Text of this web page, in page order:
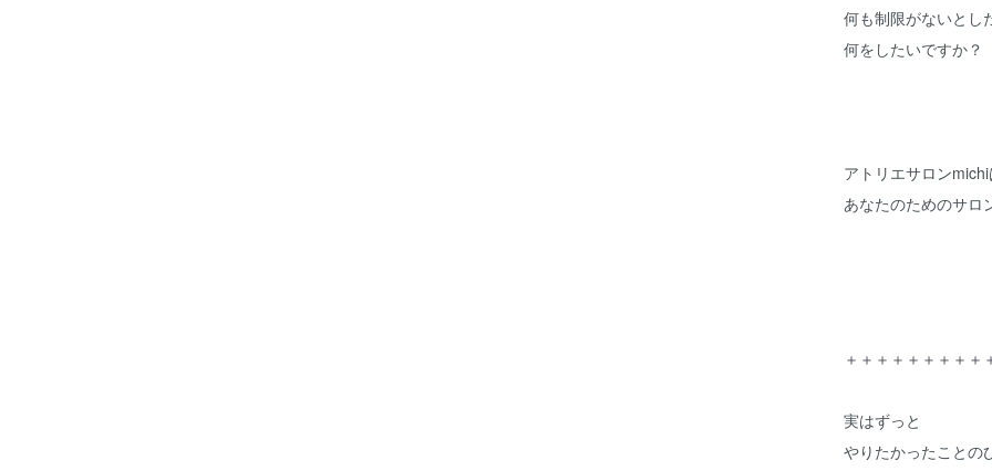
何も制限がないとし
何をしたいですか？
アトリエサロン
あなたのためのサロ
＋＋＋＋＋＋＋＋＋
実はずっと
やりたかったことの